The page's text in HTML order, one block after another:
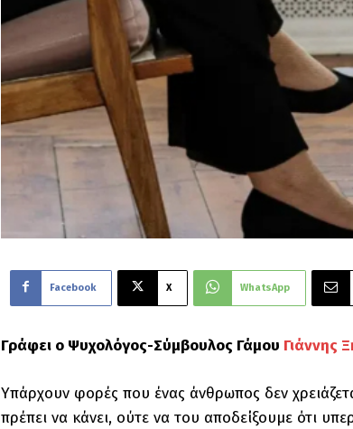
Facebook X WhatsApp
Γράφει ο Ψυχολόγος-Σύμβουλος Γάμου Γιάννης
Υπάρχουν φορές που ένας άνθρωπος δεν
πρέπει να κάνει, ούτε να του αποδείξουμε ότι